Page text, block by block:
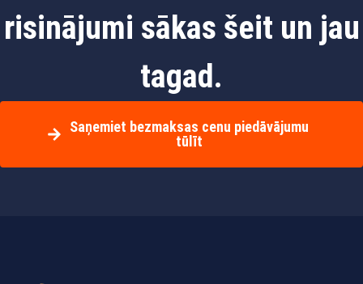
risinājumi sākas šeit un jau
tagad.
Saņemiet bezmaksas cenu piedāvājumu
tūlīt